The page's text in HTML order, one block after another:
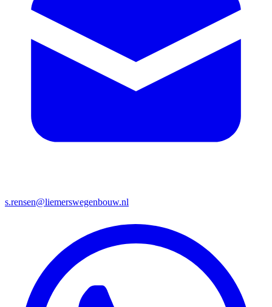
s.rensen@liemerswegenbouw.nl